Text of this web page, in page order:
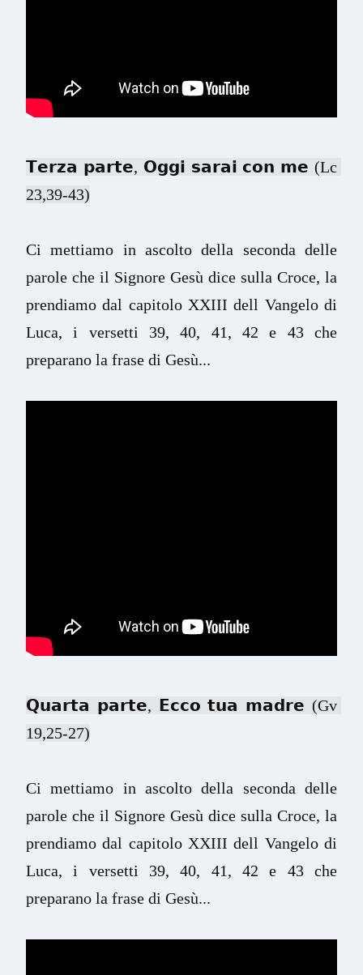
𝗧𝗲𝗿𝘇𝗮 𝗽𝗮𝗿𝘁𝗲, 𝗢𝗴𝗴𝗶 𝘀𝗮𝗿𝗮𝗶 𝗰𝗼𝗻 𝗺𝗲 (Lc
23,39-43)
Ci mettiamo in ascolto della seconda delle
parole che il Signore Gesù dice sulla Croce, la
prendiamo dal capitolo XXIII dell Vangelo di
Luca, i versetti 39, 40, 41, 42 e 43 che
preparano la frase di Gesù...
𝗤𝘂𝗮𝗿𝘁𝗮 𝗽𝗮𝗿𝘁𝗲, 𝗘𝗰𝗰𝗼 𝘁𝘂𝗮 𝗺𝗮𝗱𝗿𝗲 (Gv
19,25-27)
Ci mettiamo in ascolto della seconda delle
parole che il Signore Gesù dice sulla Croce, la
prendiamo dal capitolo XXIII dell Vangelo di
Luca, i versetti 39, 40, 41, 42 e 43 che
preparano la frase di Gesù...